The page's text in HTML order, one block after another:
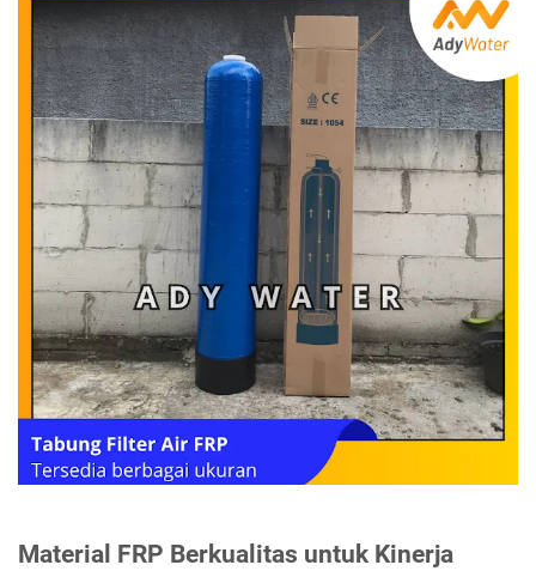
Material FRP Berkualitas untuk Kinerja